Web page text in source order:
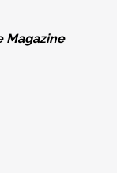
Magazine